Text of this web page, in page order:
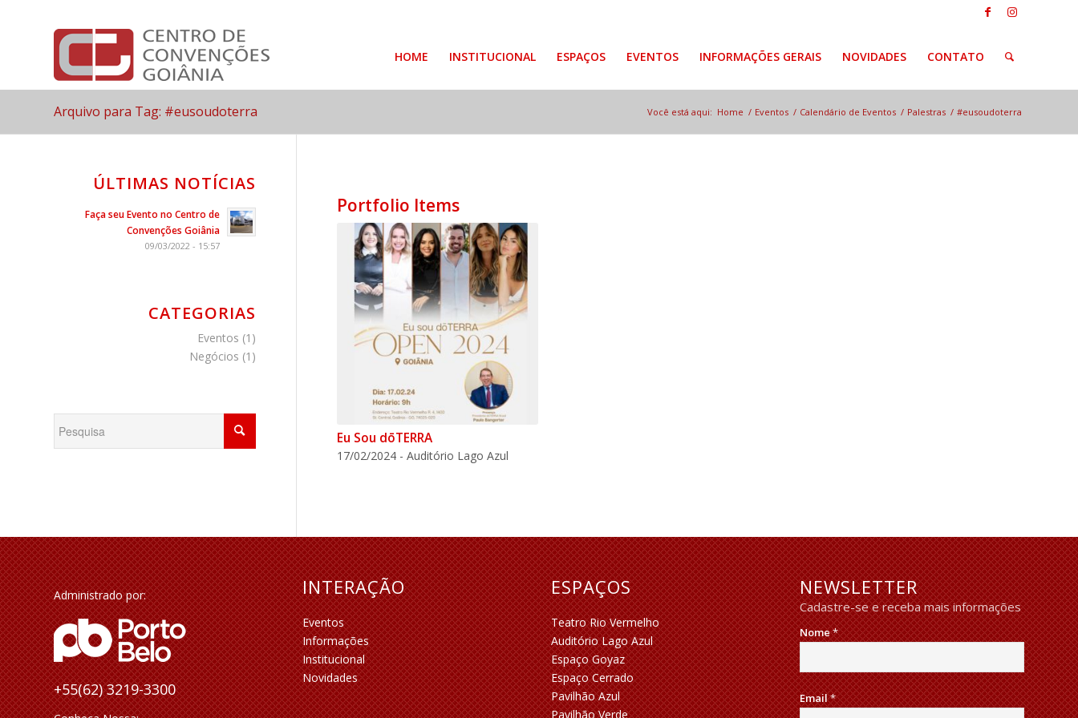
HOME INSTITUCIONAL ESPAÇOS EVENTOS INFORMAÇÕES GERAIS NOVIDADES CONTATO
Arquivo para Tag: #eusoudoterra Você está aqui: Home / Eventos / Calendário de Eventos / Palestras / #eusoudoterra
Portfolio Items
Eu Sou dōTERRA
17/02/2024 - Auditório Lago Azul
ÚLTIMAS NOTÍCIAS
Faça seu Evento no Centro de
Convenções Goiânia
09/03/2022 - 15:57
CATEGORIAS
Eventos (1)
Negócios (1)
Administrado por:
+55(62) 3219-3300
INTERAÇÃO
Eventos
Informações
Institucional
Novidades
ESPAÇOS
Teatro Rio Vermelho
Auditório Lago Azul
Espaço Goyaz
Espaço Cerrado
Pavilhão Azul
Pavilhão Verde
NEWSLETTER
Cadastre-se e receba mais informações
Nome*
Email*